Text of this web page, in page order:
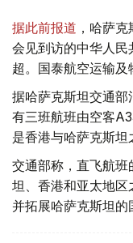
据此前报道 ，哈萨
会见到访的中华人
超。国泰航空运输及
据哈萨克斯坦交通
有三班航班由空客
是香港与哈萨克斯坦
交通部称，直飞航
坦、香港和亚太地区
并拓展哈萨克斯坦的